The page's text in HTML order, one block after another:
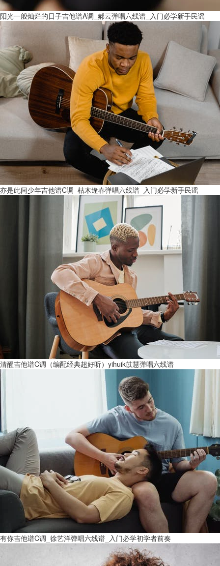
阳光一般灿烂的日子吉他谱A调_郝云弹唱六线谱_入门必学新手民谣
亦是此间少年吉他谱C调_枯木逢春弹唱六线谱_入门必学新手民谣
清醒吉他谱C调（编配经典超好听）yihuik苡慧弹唱六线谱
有你吉他谱C调_徐艺洋弹唱六线谱_入门必学初学者前奏